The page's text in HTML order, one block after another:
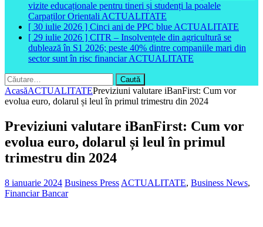
vizite educaționale pentru tineri și studenți la poalele
Carpaților Orientali ACTUALITATE
[ 30 iulie 2026 ] Cinci ani de PPC blue ACTUALITATE
[ 29 iulie 2026 ] CITR – Insolvențele din agricultură se
dublează în S1 2026; peste 40% dintre companiile mari din
sector sunt în risc financiarACTUALITATE
Caută
după:
AcasăACTUALITATEPreviziuni valutare iBanFirst: Cum vor
evolua euro, dolarul și leul în primul trimestru din 2024
Previziuni valutare iBanFirst: Cum vor
evolua euro, dolarul și leul în primul
trimestru din 2024
8 ianuarie 2024 Business Press ACTUALITATE, Business News,
Financiar Bancar